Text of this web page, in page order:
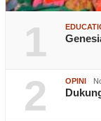
1
2 OPINI